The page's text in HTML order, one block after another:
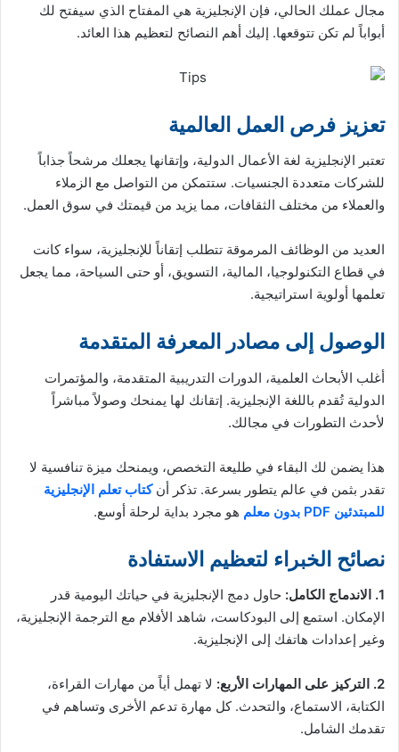
مجال عملك الحالي، فإن الإنجليزية هي المفتاح الذي سيفتح لك
أبواباً لم تكن تتوقعها. إليك أهم النصائح لتعظيم هذا العائد.
تعزيز فرص العمل العالمية
تعتبر الإنجليزية لغة الأعمال الدولية، وإتقانها يجعلك مرشحاً جذاباً
للشركات متعددة الجنسيات. ستتمكن من التواصل مع الزملاء
والعملاء من مختلف الثقافات، مما يزيد من قيمتك في سوق العمل.
العديد من الوظائف المرموقة تتطلب إتقاناً للإنجليزية، سواء كانت
في قطاع التكنولوجيا، المالية، التسويق، أو حتى السياحة، مما يجعل
تعلمها أولوية استراتيجية.
الوصول إلى مصادر المعرفة المتقدمة
أغلب الأبحاث العلمية، الدورات التدريبية المتقدمة، والمؤتمرات
الدولية تُقدم باللغة الإنجليزية. إتقانك لها يمنحك وصولاً مباشراً
لأحدث التطورات في مجالك.
هذا يضمن لك البقاء في طليعة التخصص، ويمنحك ميزة تنافسية لا
تقدر بثمن في عالم يتطور بسرعة. تذكر أنكتاب تعلم الإنجليزية
للمبتدئين PDF بدون معلم
هو مجرد بداية لرحلة أوسع.
نصائح الخبراء لتعظيم الاستفادة
1. الاندماج الكامل:
حاول دمج الإنجليزية في حياتك اليومية قدر
الإمكان. استمع إلى البودكاست، شاهد الأفلام مع الترجمة الإنجليزية،
وغير إعدادات هاتفك إلى الإنجليزية.
2. التركيز على المهارات الأربع:
لا تهمل أياً من مهارات القراءة،
الكتابة، الاستماع، والتحدث. كل مهارة تدعم الأخرى وتساهم في
تقدمك الشامل.